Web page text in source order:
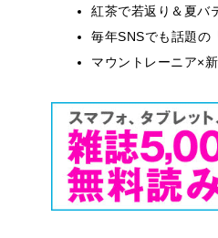
紅茶で若返り＆夏バ
毎年SNSでも話題の
マウントレーニア×